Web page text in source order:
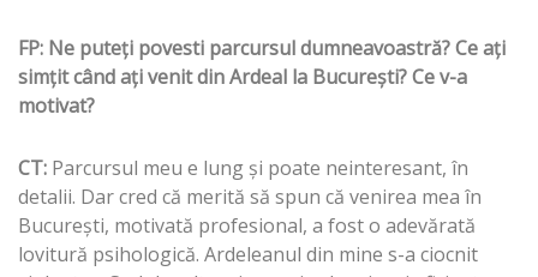
FP: Ne puteţi povesti parcursul dumneavoastră? Ce aţi
simţit când aţi venit din Ardeal la Bucureşti? Ce v-a
motivat?
CT: Parcursul meu e lung şi poate neinteresant, în
detalii. Dar cred că merită să spun că venirea mea în
Bucureşti, motivată profesional, a fost o adevărată
lovitură psihologică. Ardeleanul din mine s-a ciocnit